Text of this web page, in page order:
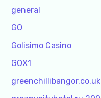
general
GO
Golisimo Casino
GOX1
greenchillibangor.co.uk